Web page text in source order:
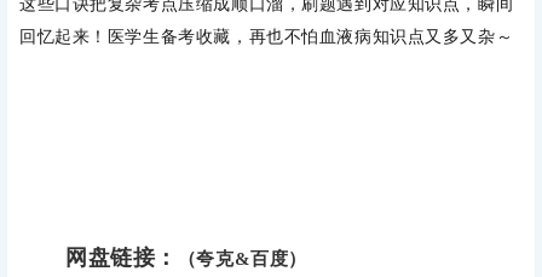
回忆起来！医学生备考收藏，再也不怕血液病知识点又多又杂～
网盘链接： （夸克&百度）